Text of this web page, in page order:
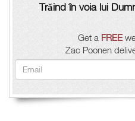
Trăind în voia lui
Get a FREE
Zac Poonen